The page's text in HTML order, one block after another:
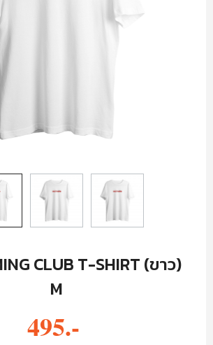
CLUB T-SHIRT (ขาว)
M
495.-